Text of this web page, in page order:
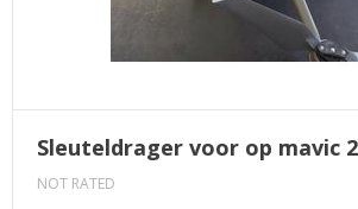
Sleuteldrager voor op mavic
NOT RATED